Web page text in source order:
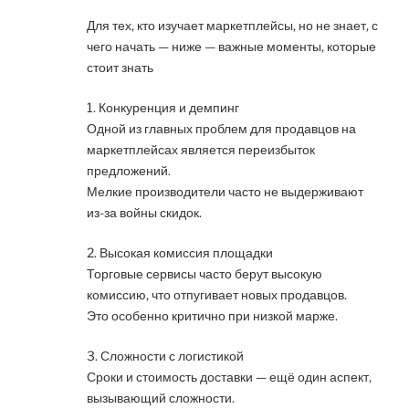
Для тех, кто изучает маркетплейсы, но не знает, с
чего начать — ниже — важные моменты, которые
стоит знать
1. Конкуренция и демпинг
Одной из главных проблем для продавцов на
маркетплейсах является переизбыток
предложений.
Мелкие производители часто не выдерживают
из-за войны скидок.
2. Высокая комиссия площадки
Торговые сервисы часто берут высокую
комиссию, что отпугивает новых продавцов.
Это особенно критично при низкой марже.
3. Сложности с логистикой
Сроки и стоимость доставки — ещё один аспект,
вызывающий сложности.